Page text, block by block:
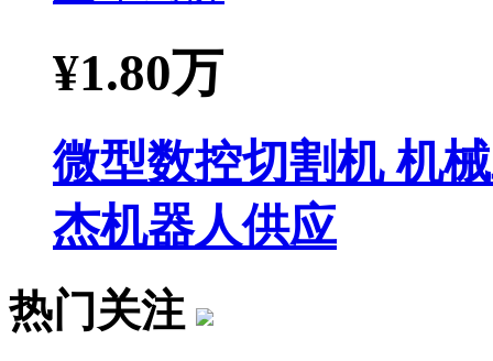
¥1.80万
微型数控切割机 机
杰机器人供应
热门关注